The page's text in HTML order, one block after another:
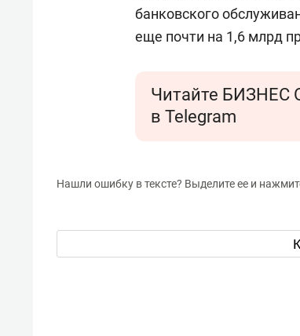
банковского
еще почти на 1,6 млрд
Читайте БИЗНЕС
в Telegram
Нашли ошибку в тексте? Выделите ее и